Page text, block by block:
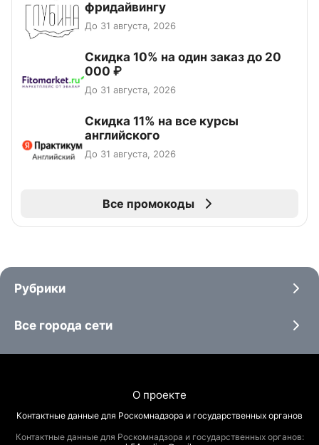
фридайвингу
До 31 августа, 2026
Скидка 10% на один заказ до 20
000 ₽
До 31 августа, 2026
Скидка 11% на все курсы
английского
До 31 августа, 2026
Все промокоды
Рубрики
Все города сети
О проекте
Контактные данные для Роскомнадзора и государственных органов
Контактные данные для Роскомнадзора и государственных органов: